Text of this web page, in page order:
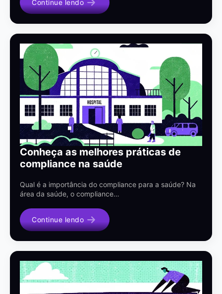
Continue lendo
Conheça as melhores práticas de
compliance na saúde
Qual é a importância do compliance para a saúde? Na
área da saúde, o compliance…
Continue lendo